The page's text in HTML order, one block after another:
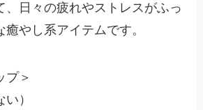
、日々の疲れやストレスがふっ
癒やし系アイテムです。
プ＞
）